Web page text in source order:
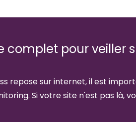
complet pour veiller
repose sur internet, il est
Si votre site n'est pas là,